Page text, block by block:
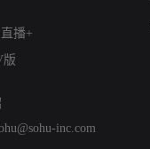
直播+
版
inc.com